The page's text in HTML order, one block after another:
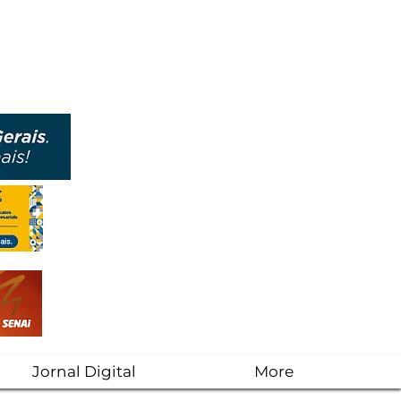
Jornal Digital More